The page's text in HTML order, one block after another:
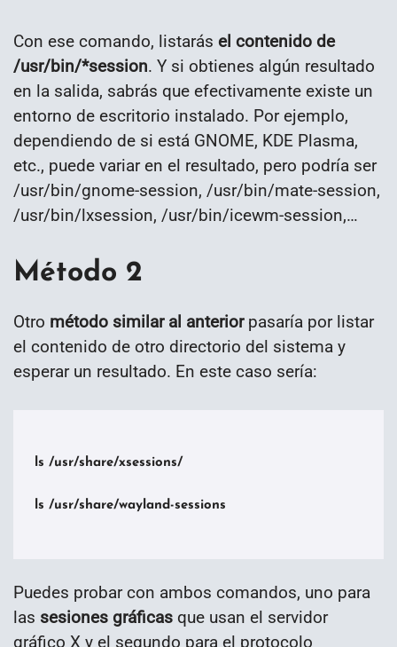
Con ese comando, listarás el contenido de
/usr/bin/*session. Y si obtienes algún resultado
en la salida, sabrás que efectivamente existe un
entorno de escritorio instalado. Por ejemplo,
dependiendo de si está GNOME, KDE Plasma,
etc., puede variar en el resultado, pero podría ser
/usr/bin/gnome-session, /usr/bin/mate-session,
/usr/bin/lxsession, /usr/bin/icewm-session,…
Método 2
Otro método similar al anteriorpasaría por listar
el contenido de otro directorio del sistema y
esperar un resultado. En este caso sería:
ls /usr/share/xsessions/
ls /usr/share/wayland-sessions
Puedes probar con ambos comandos, uno para
las sesiones gráficas que usan el servidor
gráfico X y el segundo para el protocolo